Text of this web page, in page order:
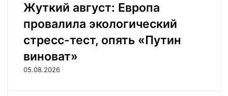
Жуткий август: Европа
провалила экологический
стресс-тест, опять «Путин
виноват»
05.08.2026